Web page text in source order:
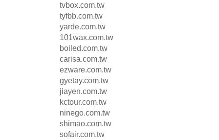
tvbox.com.tw
tyfbb.com.tw
yarde.com.tw
101wax.com.tw
boiled.com.tw
carisa.com.tw
ezware.com.tw
gyetay.com.tw
jiayen.com.tw
kctour.com.tw
ninego.com.tw
shimao.com.tw
sofair.com.tw